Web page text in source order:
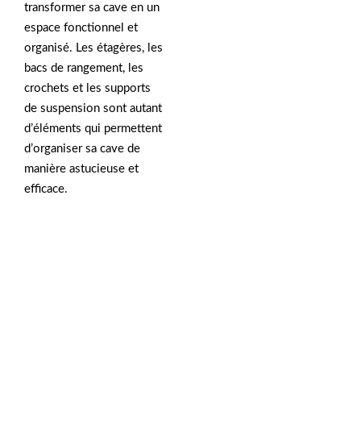
transformer sa cave en un
espace fonctionnel et
organisé. Les étagères, les
bacs de rangement, les
crochets et les supports
de suspension sont autant
d’éléments qui permettent
d’organiser sa cave de
manière astucieuse et
efficace.